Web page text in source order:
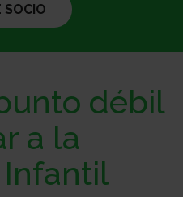
SOCIO
débil
a la